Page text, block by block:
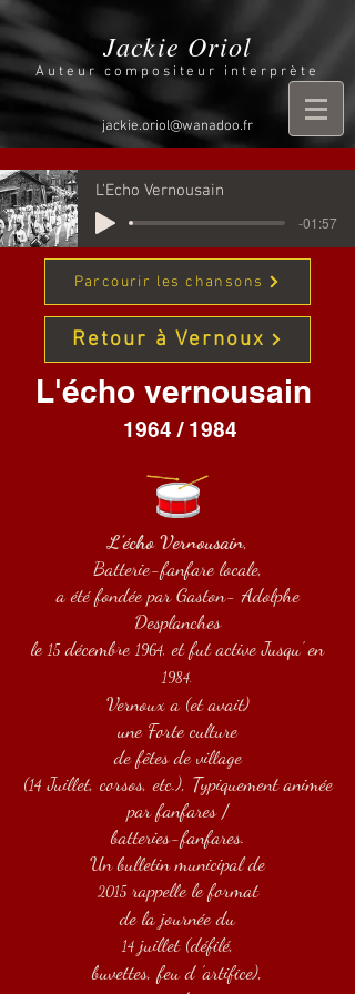
Jackie Oriol
Auteur compositeur interprète
jackie.oriol@wanadoo.fr
L'Echo Vernousain
-01:57
Parcourir les chansons
Retour à Vernoux
L'écho vernousain
1964 / 1984
L’écho Vernousain,
Batterie-fanfare locale,
a été fondée par Gaston- Adolphe
Desplanches
le 15 décembre 1964, et fut activeJusqu’ en
1984.
Vernoux a (et avait)
une Forte culture
de fêtesde village
(14Juillet, corsos, etc.), Typiquement animée
par fanfares /
batteries-fanfares.
Un bulletin municipal de
2015rappelle le format
de la journée du
14juillet (défilé,
buvettes, feu d ’artifice),